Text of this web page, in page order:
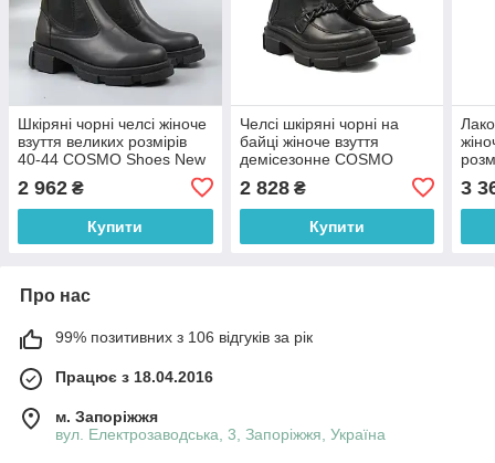
Шкіряні чорні челсі жіноче
взуття великих розмірів
40-44 COSMO Shoes New
Chelsea Black Leather BS
2 962 ₴
Купити
Челсі шкіряні чорні на
байці жіноче взуття
демісезонне COSMO
Shoes Chain Chelsea Black
Leather
2 828₴
Купити
Lac
3
Про нас
99% позитивних з 106 відгуків за рік
Працює з 18.04.2016
м. Запоріжжя
вул. Електрозаводська, 3, Запоріжжя, Україна